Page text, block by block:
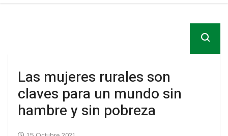
Las mujeres rurales son
claves para un mundo sin
hambre y sin pobreza